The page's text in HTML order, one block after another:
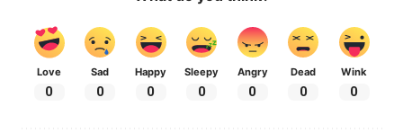
Love
0
Sad
0
Happy
0
Sleepy
0
Angry
0
Dead
0
Wink
0